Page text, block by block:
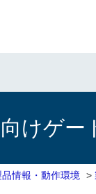
けゲー
品情報・動作環境 >